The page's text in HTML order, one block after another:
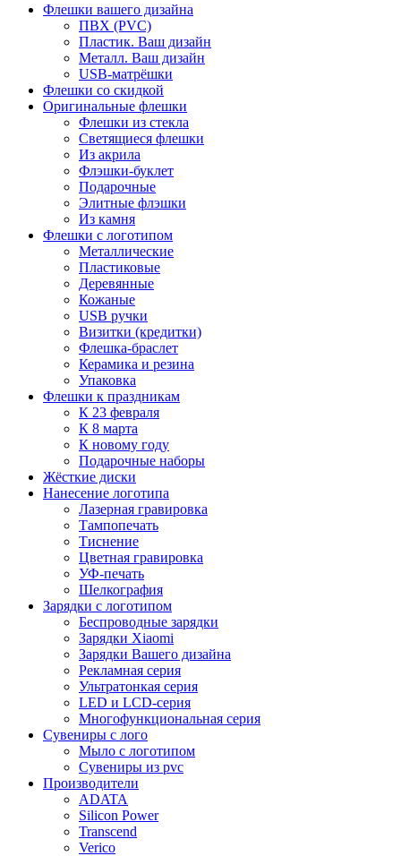
Флешки вашего дизайна
ПВХ (PVC)
Пластик. Ваш дизайн
Металл. Ваш дизайн
USB-матрёшки
Флешки со скидкой
Оригинальные флешки
Флешки из стекла
Светящиеся флешки
Из акрила
Флэшки-буклет
Подарочные
Элитные флэшки
Из камня
Флешки с логотипом
Металлические
Пластиковые
Деревянные
Кожаные
USB ручки
Визитки (кредитки)
Флешка-браслет
Керамика и резина
Упаковка
Флешки к праздникам
К 23 февраля
К 8 марта
К новому году
Подарочные наборы
Жёсткие диски
Нанесение логотипа
Лазерная гравировка
Тампопечать
Тиснение
Цветная гравировка
УФ-печать
Шелкография
Зарядки с логотипом
Беспроводные зарядки
Зарядки Xiaomi
Зарядки Вашего дизайна
Рекламная серия
Ультратонкая серия
LED и LCD-серия
Многофункциональная серия
Сувениры с лого
Мыло с логотипом
Сувениры из pvc
Производители
ADATA
Silicon Power
Transcend
Verico